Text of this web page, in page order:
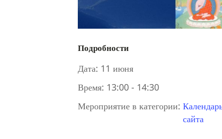
Подробности
Дата: 11 июня
Время: 13:00 - 14:30
Мероприятие в категории:
сайта